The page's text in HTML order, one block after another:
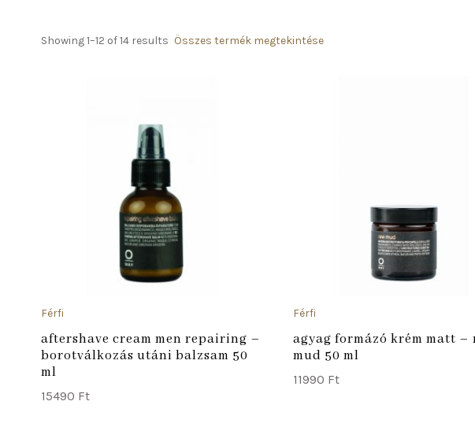
Showing 1–12 of 14 results Összes termék megtekintése
Férfi
aftershave cream men repairing –
borotválkozás utáni balzsam 50
ml
15490 Ft
Férfi
agyag formázó krém matt –
mud 50 ml
11990 Ft